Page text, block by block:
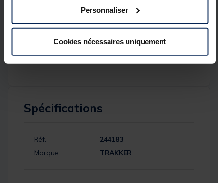
Personnaliser
Cookies nécessaires uniquement
Détails
Fabriqué à partir de coton super doux
Logo imprimé accrocheur sur la poitrine
Spécifications
Réf.
244183
Marque
TRAKKER